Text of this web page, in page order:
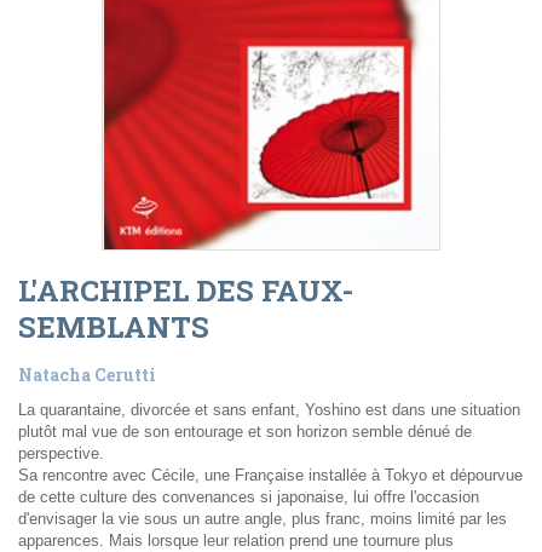
L'ARCHIPEL DES FAUX-
SEMBLANTS
Natacha Cerutti
La quarantaine, divorcée et sans enfant, Yoshino est dans une situation
plutôt mal vue de son entourage et son horizon semble dénué de
perspective.
Sa rencontre avec Cécile, une Française installée à Tokyo et dépourvue
de cette culture des convenances si japonaise, lui offre l'occasion
d'envisager la vie sous un autre angle, plus franc, moins limité par les
apparences. Mais lorsque leur relation prend une tournure plus